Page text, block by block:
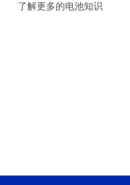
了解更多的电池知识